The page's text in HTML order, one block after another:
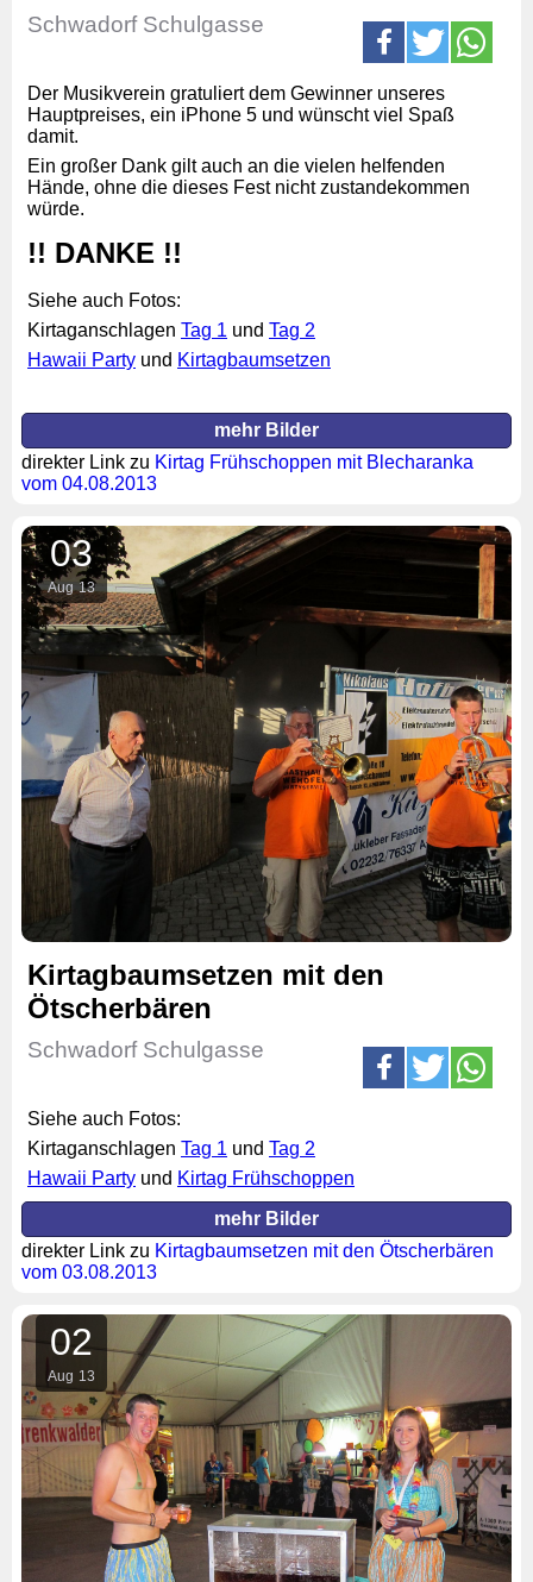
Schwadorf Schulgasse
Der Musikverein gratuliert dem Gewinner unseres
Hauptpreises, ein iPhone 5 und wünscht viel Spaß
damit.
Ein großer Dank gilt auch an die vielen helfenden
Hände, ohne die dieses Fest nicht zustandekommen
würde.
!! DANKE !!
Siehe auch Fotos:
Kirtaganschlagen Tag 1 und Tag 2
Hawaii Party und Kirtagbaumsetzen
mehr Bilder
direkter Link zu Kirtag Frühschoppen mit Blecharanka
vom 04.08.2013
03
Aug 13
Kirtagbaumsetzen mit den
Ötscherbären
Schwadorf Schulgasse
Siehe auch Fotos:
Kirtaganschlagen Tag 1 und Tag 2
Hawaii Party und Kirtag Frühschoppen
mehr Bilder
direkter Link zu Kirtagbaumsetzen mit den Ötscherbären
vom 03.08.2013
02
Aug 13